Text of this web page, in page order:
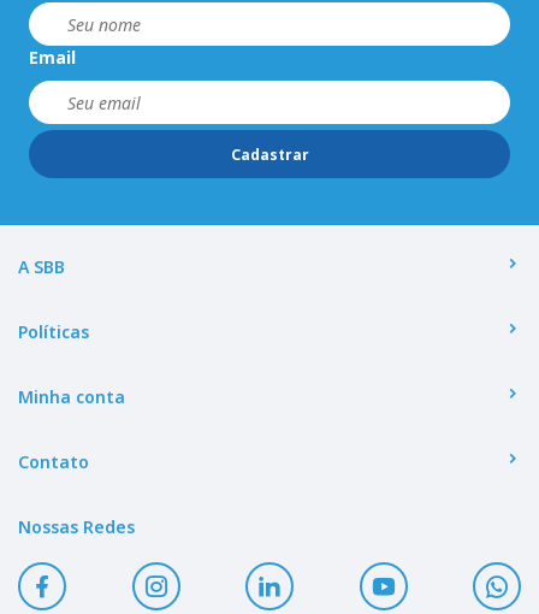
Email
Cadastrar
A SBB
Políticas
Minha conta
Contato
Nossas Redes